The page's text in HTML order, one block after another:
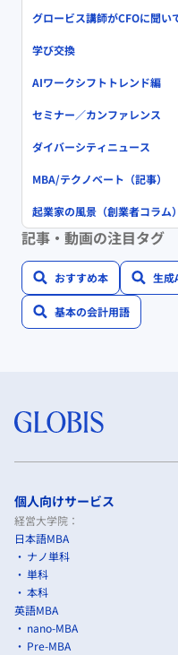
グロービス講師がCFOに聞い
学び交換
AIワークシフトトレンド編
セミナー／カンファレンス
ダイバーシティニュース
MBA/テクノベート（記事）
起業家の風景（創業者コラム
記事・動画の注目タグ
おすすめ本 生成
基本の会計用語
個人向けサービス
経営大学院：
日本語MBA
ナノ単科
単科
本科
英語MBA
nano-MBA
Pre-MBA